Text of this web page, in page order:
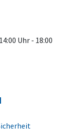
14:00 Uhr - 18:00